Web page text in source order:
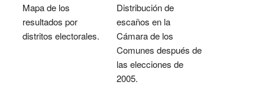
Mapa de los
resultados por
distritos electorales.
Distribución de
escaños en la
Cámara de los
Comunes después de
las elecciones de
2005.